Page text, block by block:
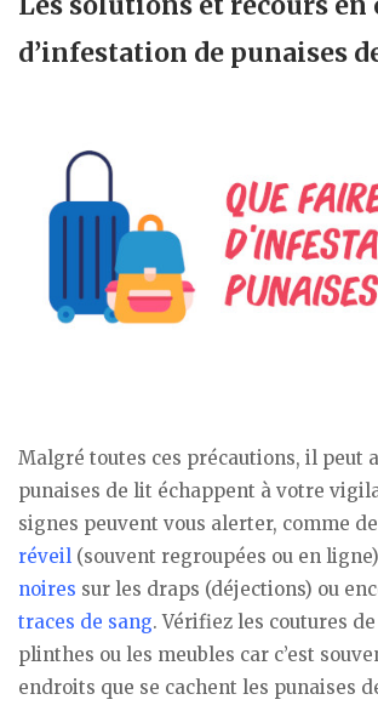
d’infestation de punaises
Malgré toutes ces précautions, il peut
punaises de lit échappent à votre
signes peuvent vous alerter, comme
réveil (souvent regroupées ou en
noires sur les draps (déjections) ou
traces de sang. Vérifiez les coutures
plinthes ou les meubles car c’est
endroits que se cachent les punaises